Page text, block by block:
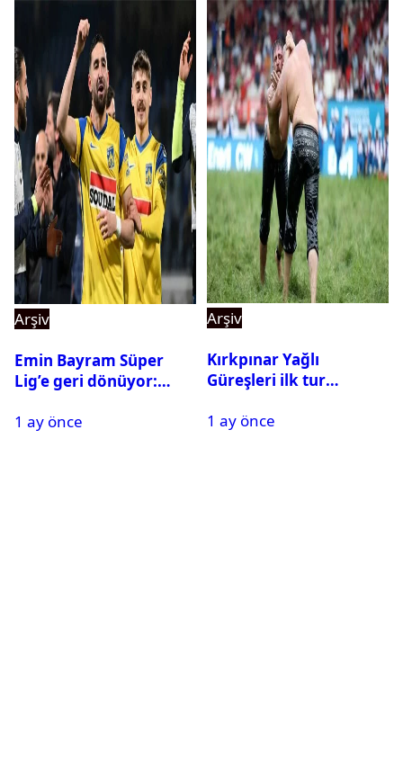
Arşiv
Emin Bayram Süper
Lig’e geri dönüyor:
1 ay önce
Arşiv
Kırkpınar Yağlı
Güreşleri ilk tur
2. tura geçen
1 ay önce